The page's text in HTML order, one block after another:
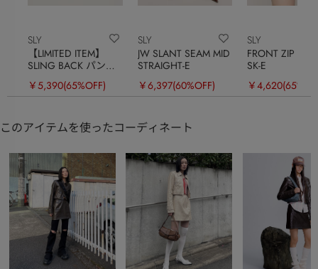
SLY
【LIMITED ITEM】
SLING BACK パンプ
￥5,390(65%OFF)
SLY
JW SLANT SEAM MID
STRAIGHT-E
￥6,397(60%OFF)
SLY
FRONT ZIP
SK-E
￥4,620
このアイテムを使ったコーディネート